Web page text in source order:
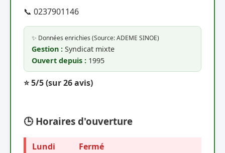
📞 0237901146
✨ Données enrichies (Source: ADEME SINOE)
Gestion : Syndicat mixte
Ouvert depuis : 1995
⭐ 5/5(sur 26 avis)
🕒 Horaires d'ouverture
Lundi
Fermé